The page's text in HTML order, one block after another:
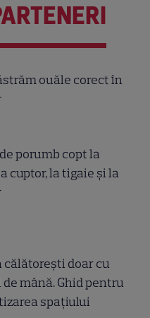
ouăle corect în
porumb copt la
cuptor, la tigaie şi la
călătoreşti doar cu
de mână. Ghid pentru
spaţiului